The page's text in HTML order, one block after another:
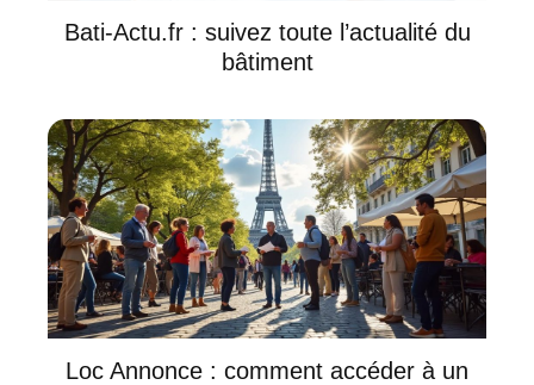
Bati-Actu.fr : suivez toute l’actualité du
bâtiment
Loc Annonce : comment accéder à un